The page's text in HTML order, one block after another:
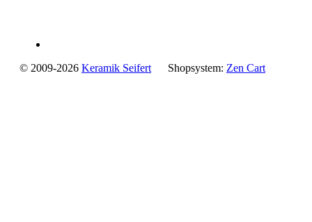
© 2009-2026 Keramik Seifert Shopsystem: Zen Cart